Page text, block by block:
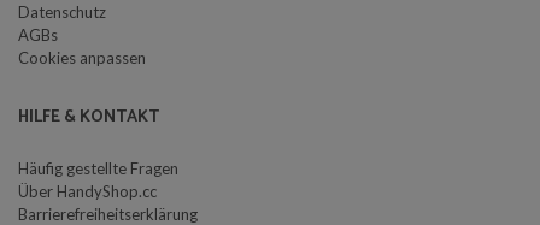
Datenschutz
AGBs
Cookies anpassen
HILFE & KONTAKT
Häufig gestellte Fragen
Über HandyShop.cc
Barrierefreiheitserklärung